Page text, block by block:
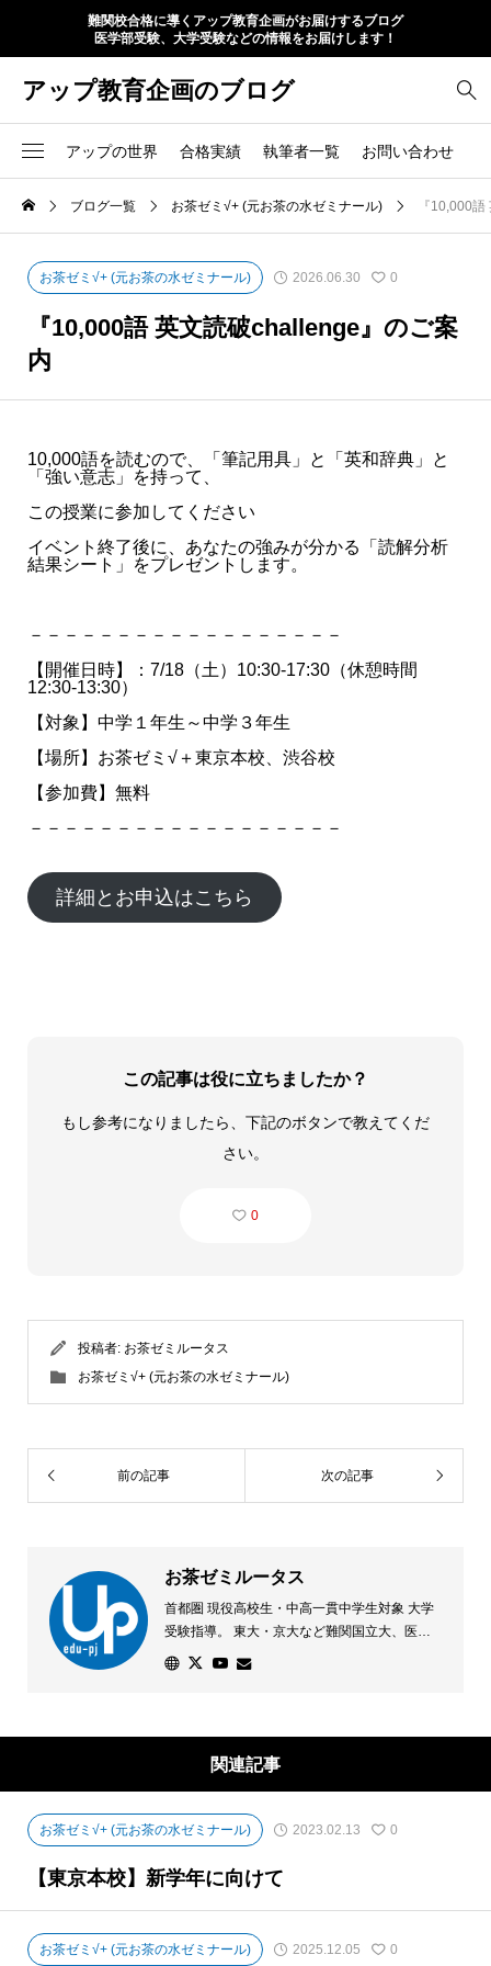
難関校合格に導くアップ教育企画がお届けするブログ
医学部受験、大学受験などの情報をお届けします！
アップ教育企画のブログ
アップの世界 合格実績 執筆者一覧 お問い合わせ
ブログ一覧 お茶ゼミ√+ (元お茶の水ゼミナール) 『10,000
お茶ゼミ√+ (元お茶の水ゼミナール) 2026.06.30 0
『10,000語 英文読破challenge』のご案
内
10,000語を読むので、「筆記用具」と「英和辞典」と
「強い意志」を持って、
この授業に参加してください
イベント終了後に、あなたの強みが分かる「読解分析
結果シート」をプレゼントします。
－－－－－－－－－－－－－－－－－－
【開催日時】：7/18（土）10:30-17:30（休憩時間
12:30-13:30）
【対象】中学１年生～中学３年生
【場所】お茶ゼミ√＋東京本校、渋谷校
【参加費】無料
－－－－－－－－－－－－－－－－－－
詳細とお申込はこちら
この記事は役に立ちましたか？
もし参考になりましたら、下記のボタンで教えてくだ
さい。
0
投稿者: お茶ゼミルータス
お茶ゼミ√+ (元お茶の水ゼミナール)
前の記事 次の記事
お茶ゼミルータス
首都圏 現役高校生・中高一貫中学生対象 大学
受験指導。 東大・京大など難関国立大、医学
部、早慶GMARCHなどの難関大合格を目指し
の成績・生活との両立も重視します。
関連記事
お茶ゼミ√+ (元お茶の水ゼミナール) 2023.02.13 0
【東京本校】新学年に向けて
お茶ゼミ√+ (元お茶の水ゼミナール) 2025.12.05 0